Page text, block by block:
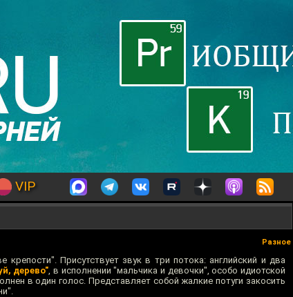
VIP
Разное
крепости". Присутствует звук в три потока: английский и два
дерево", в исполнении "мальчика и девочки", особо идиотской
в один голос. Представляет собой жалкие потуги закосить